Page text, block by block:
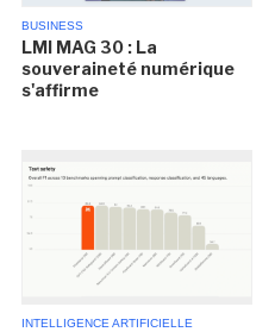
BUSINESS
LMI MAG 30 : La
souveraineté numérique
s'affirme
INTELLIGENCE ARTIFICIELLE